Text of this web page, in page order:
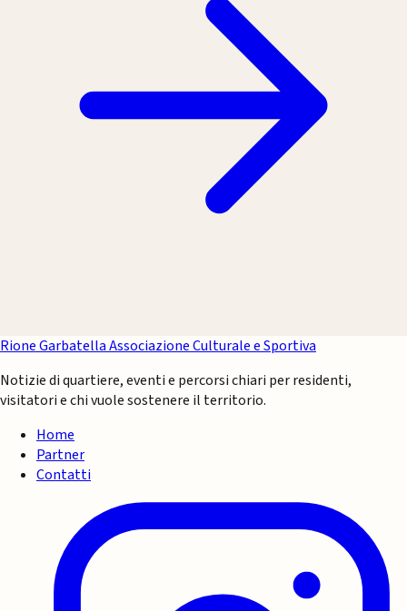
Rione GarbatellaAssociazione Culturale e Sportiva
Notizie di quartiere, eventi e percorsi chiari per residenti,
visitatori e chi vuole sostenere il territorio.
Home
Partner
Contatti